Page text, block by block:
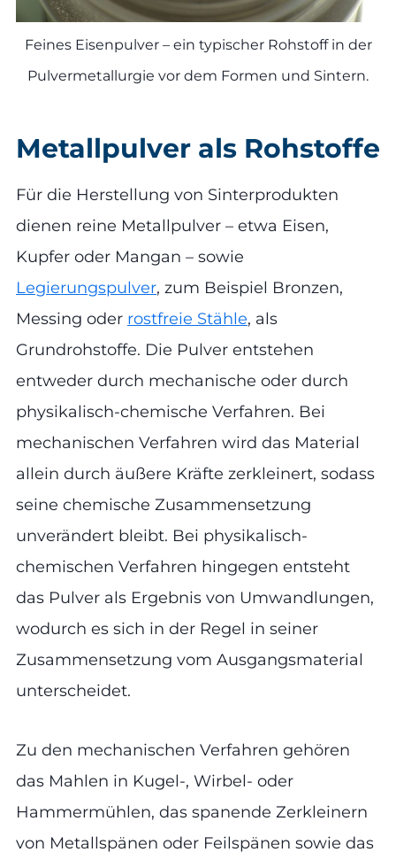
Feines Eisenpulver – ein typischer Rohstoff in der
Pulvermetallurgie vor dem Formen und Sintern.
Metallpulver als Rohstoffe
Für die Herstellung von Sinterprodukten
dienen reine Metallpulver – etwa Eisen,
Kupfer oder Mangan – sowie
Legierungspulver, zum Beispiel Bronzen,
Messing oder rostfreie Stähle, als
Grundrohstoffe. Die Pulver entstehen
entweder durch mechanische oder durch
physikalisch-chemische Verfahren. Bei
mechanischen Verfahren wird das Material
allein durch äußere Kräfte zerkleinert, sodass
seine chemische Zusammensetzung
unverändert bleibt. Bei physikalisch-
chemischen Verfahren hingegen entsteht
das Pulver als Ergebnis von Umwandlungen,
wodurch es sich in der Regel in seiner
Zusammensetzung vom Ausgangsmaterial
unterscheidet.
Zu den mechanischen Verfahren gehören
das Mahlen in Kugel-, Wirbel- oder
Hammermühlen, das spanende Zerkleinern
von Metallspänen oder Feilspänen sowie das